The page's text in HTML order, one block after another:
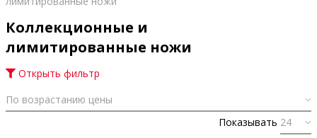
Коллекционные и
лимитированные ножи
Открыть фильтр
Показывать